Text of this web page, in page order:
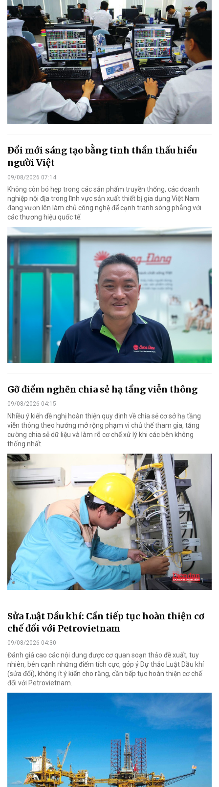
Đổi mới sáng tạo bằng tinh thần thấu hiểu
người Việt
09/08/2026 07:14
Không còn bó hẹp trong các sản phẩm truyền thống, các doanh
nghiệp nội địa trong lĩnh vực sản xuất thiết bị gia dụng Việt Nam
đang vươn lên làm chủ công nghệ để cạnh tranh sòng phẳng với
các thương hiệu quốc tế.
Gỡ điểm nghẽn chia sẻ hạ tầng viễn thông
09/08/2026 04:15
Nhiều ý kiến đề nghị hoàn thiện quy định về chia sẻ cơ sở hạ tầng
viễn thông theo hướng mở rộng phạm vi chủ thể tham gia, tăng
cường chia sẻ dữ liệu và làm rõ cơ chế xử lý khi các bên không
thống nhất.
Sửa Luật Dầu khí: Cần tiếp tục hoàn thiện cơ
chế đối với Petrovietnam
09/08/2026 04:30
Đánh giá cao các nội dung được cơ quan soạn thảo đề xuất, tuy
nhiên, bên cạnh những điểm tích cực, góp ý Dự thảo Luật Dầu khí
(sửa đổi), không ít ý kiến cho rằng, cần tiếp tục hoàn thiện cơ chế
đối với Petrovietnam.